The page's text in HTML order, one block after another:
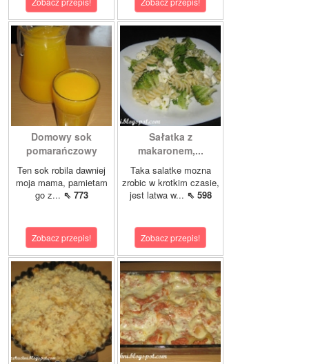
Domowy sok
pomarańczowy
Ten sok robila dawniej
moja mama, pamietam
go z... ⇖ 773
Zobacz przepis!
Sałatka z
makaronem,...
Taka salatke mozna
zrobic w krotkim czasie,
jest latwa w... ⇖ 598
Zobacz przepis!